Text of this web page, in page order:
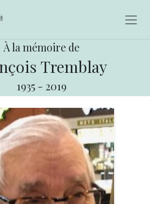
À la mémoire de
Tremblay
1935 - 2019